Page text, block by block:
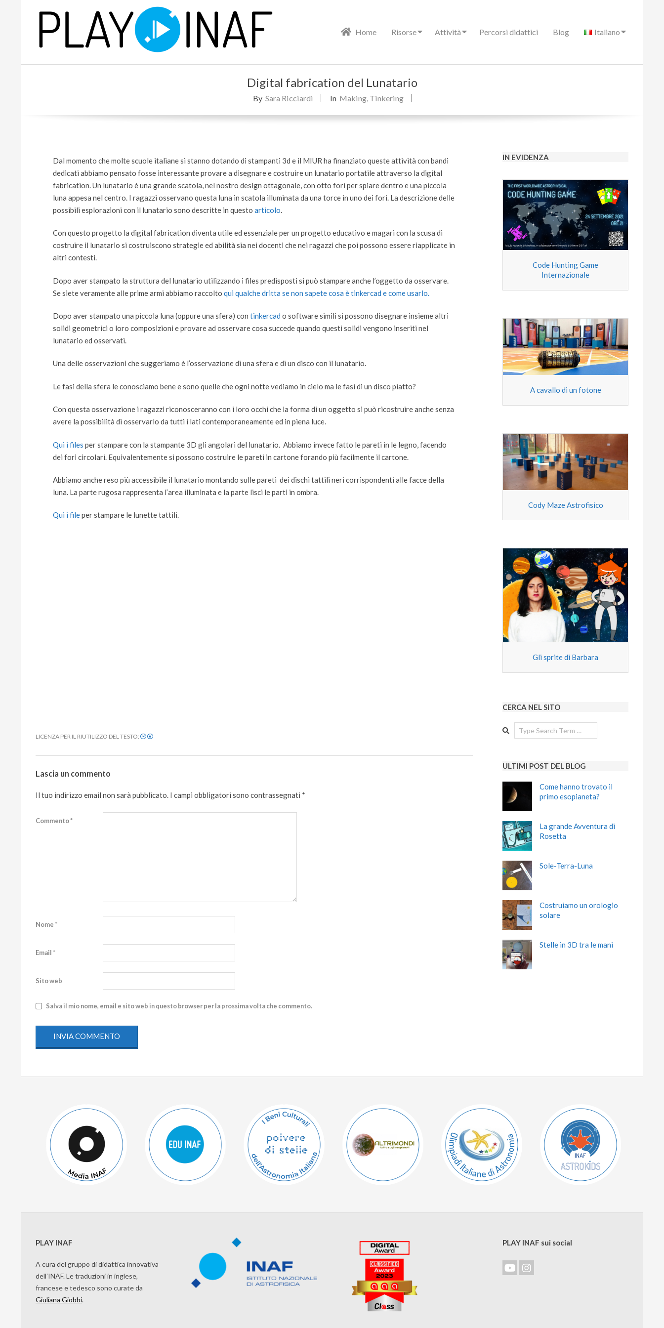
P
Home Risorse Attività Percorsi didattici Blog Italiano
Digital fabrication del Lunatario
By Sara Ricciardi In Making, Tinkering
Dal momento che molte scuole italiane si stanno dotando di stampanti 3d e il MIUR ha finanziato queste attività con bandi
dedicati abbiamo pensato fosse interessante provare a disegnare e costruire un lunatario portatile attraverso la digital
fabrication. Un lunatario è una grande scatola, nel nostro design ottagonale, con otto fori per spiare dentro e una piccola
luna appesa nel centro. I ragazzi osservano questa luna in scatola illuminata da una torce in uno dei fori. La descrizione delle
possibili esplorazioni con il lunatario sono descritte in questo articolo.
Con questo progetto la digital fabrication diventa utile ed essenziale per un progetto educativo e magari con la scusa di
costruire il lunatario si costruiscono strategie ed abilità sia nei docenti che nei ragazzi che poi possono essere riapplicate in
altri contesti.
Dopo aver stampato la struttura del lunatario utilizzando i files predisposti si può stampare anche l’oggetto da osservare.
Se siete veramente alle prime armi abbiamo raccolto qui qualche dritta se non sapete cosa è tinkercad e come usarlo.
Dopo aver stampato una piccola luna (oppure una sfera) con tinkercad o software simili si possono disegnare insieme altri
solidi geometrici o loro composizioni e provare ad osservare cosa succede quando questi solidi vengono inseriti nel
lunatario ed osservati.
Una delle osservazioni che suggeriamo è l’osservazione di una sfera e di un disco con il lunatario.
Le fasi della sfera le conosciamo bene e sono quelle che ogni notte vediamo in cielo ma le fasi di un disco piatto?
Con questa osservazione i ragazzi riconosceranno con i loro occhi che la forma di un oggetto si può ricostruire anche senza
avere la possibilità di osservarlo da tutti i lati contemporaneamente ed in piena luce.
Qui i files per stampare con la stampante 3D gli angolari del lunatario. Abbiamo invece fatto le pareti in le legno, facendo
dei fori circolari. Equivalentemente si possono costruire le pareti in cartone forando più facilmente il cartone.
Abbiamo anche reso più accessibile il lunatario montando sulle pareti dei dischi tattili neri corrispondenti alle facce della
luna. La parte rugosa rappresenta l’area illuminata e la parte lisci le parti in ombra.
Qui i fileper stampare le lunette tattili.
LICENZA PER IL RIUTILIZZO DEL TESTO:
2020-
Lascia un commento
Il tuo indirizzo email non sarà pubblicato. I campi obbligatori sono contrassegnati *
Commento*
Nome*
Email*
Sito web
Salva il mio nome, email e sito web in questo browser per la prossima volta che commento.
IN EVIDENZA
Code Hunting Game
Internazionale
A cavallo di un fotone
Cody Maze Astrofisico
Gli sprite di Barbara
CERCA NEL SITO
Search
ULTIMI POST DEL BLOG
Come hanno trovato il
primo esopianeta?
La grande Avventura di
Rosetta
Sole-Terra-Luna
Costruiamo un orologio
solare
Stelle in 3D tra le mani
PLAY INAF
A cura del gruppo di didattica innovativa
dell’INAF. Le traduzioni in inglese,
francese e tedesco sono curate da
Giuliana Giobbi.
PLAY INAF sui social